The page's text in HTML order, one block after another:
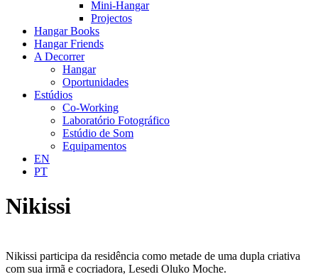
Mini-Hangar
Projectos
Hangar Books
Hangar Friends
A Decorrer
Hangar
Oportunidades
Estúdios
Co-Working
Laboratório Fotográfico
Estúdio de Som
Equipamentos
EN
PT
Nikissi
Nikissi participa da residência como metade de uma dupla criativa
com sua irmã e cocriadora, Lesedi Oluko Moche.